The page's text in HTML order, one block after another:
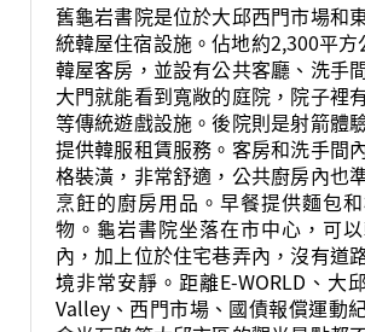
舊龜岩書院是位於大邱西門市場和
統韓屋住宿設施。佔地約2,300平方
韓屋客房，並設有公共客廳、洗手
大門就能看到寬敞的庭院，院子裡
等傳統遊戲設施。後院則是射箭體
提供韓服租賃服務。客房和洗手間
格裝潢，非常舒適，公共廚房內也
烹飪的廚房用品。早餐提供麵包
物。龜岩書院坐落在市中心，可
內，加上位於住宅巷弄內，沒有道
境非常安靜。距離E-WORLD、大
Valley、西門市場、國債報償運動